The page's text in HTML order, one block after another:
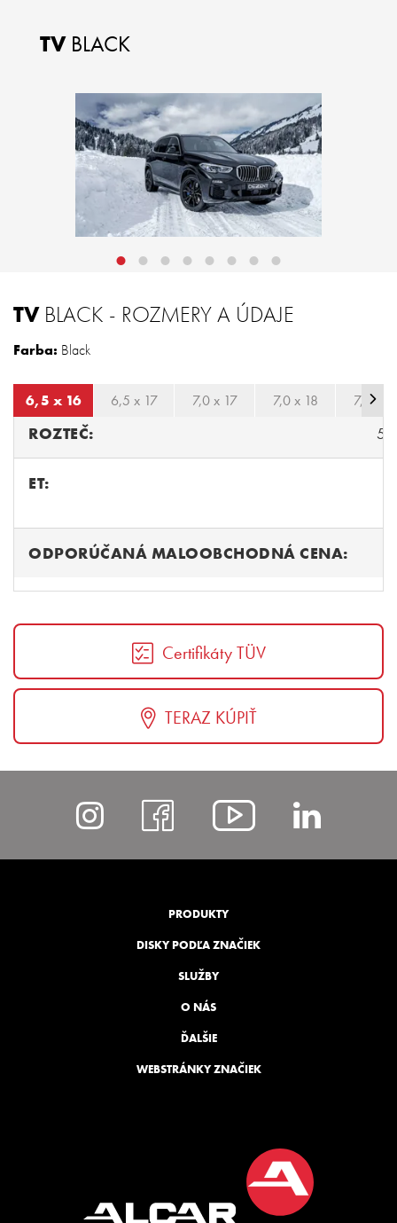
TV BLACK
TVBLACK - ROZMERY A ÚDAJE
Farba: Black
6,5 x 16 6,5 x 17 7,0 x 17 7,0 x 18 7,5 x
ROZTEČ: 5/
ET:
ODPORÚČANÁ MALOOBCHODNÁ CENA:
Certifikáty TÜV
TERAZ KÚPIŤ
https://https://https://
PRODUKTY
DISKY PODĽA ZNAČIEK
SLUŽBY
O NÁS
ĎALŠIE
WEBSTRÁNKY ZNAČIEK